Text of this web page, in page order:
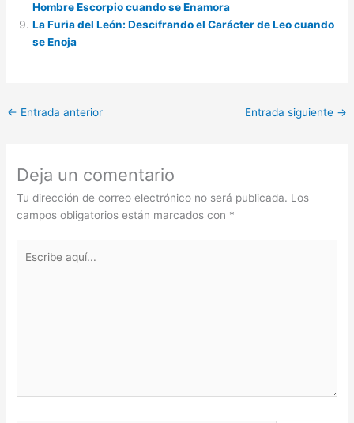
Hombre Escorpio cuando se Enamora
La Furia del León: Descifrando el Carácter de Leo cuando
se Enoja
← Entrada anterior Entrada siguiente →
Deja un comentario
Tu dirección de correo electrónico no será publicada. Los
campos obligatorios están marcados con *
aquí...